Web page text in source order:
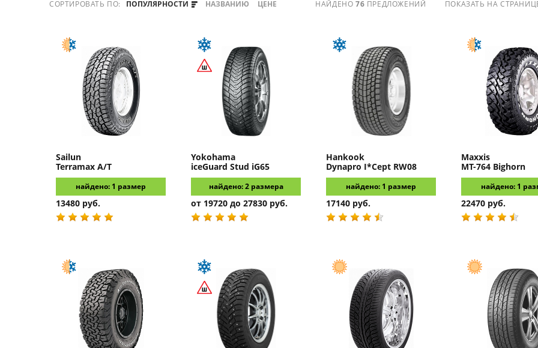
СОРТИРОВАТЬ ПО: ПОПУЛЯРНОСТИ НАЗВАНИЮ ЦЕНЕ НАЙДЕНО 76 ПРЕДЛОЖЕНИЙ ПОКАЗАТЬ НА
Sailun
Terramax A/T
найдено: 1 размер
13480 руб.
Yokohama
iceGuard Stud iG65
найдено: 2 размера
от 19720 до 27830 руб.
Hankook
Dynapro I*Cept RW08
найдено: 1 размер
17140 руб.
Maxxis
MT-764 Bighorn
найдено: 1
22470 руб.